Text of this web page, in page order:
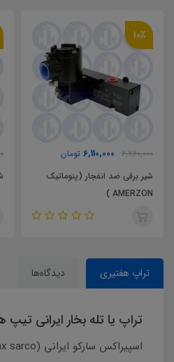
10٪
6,760,000
6,110,000 تومان
شیر برقی ضد انفجار (پنوماتیک
AMERZON )
تراپ هفتیری دیدگاه‌ها
تراپ یا تله بخار ایرانی
اسپیراکس سارکو ایرانی (spirax sarco )